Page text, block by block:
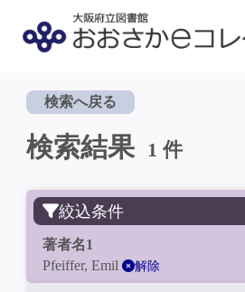
検索へ戻る
検索結果 1 件
絞込条件
著者名1
Pfeiffer, Emil
解除